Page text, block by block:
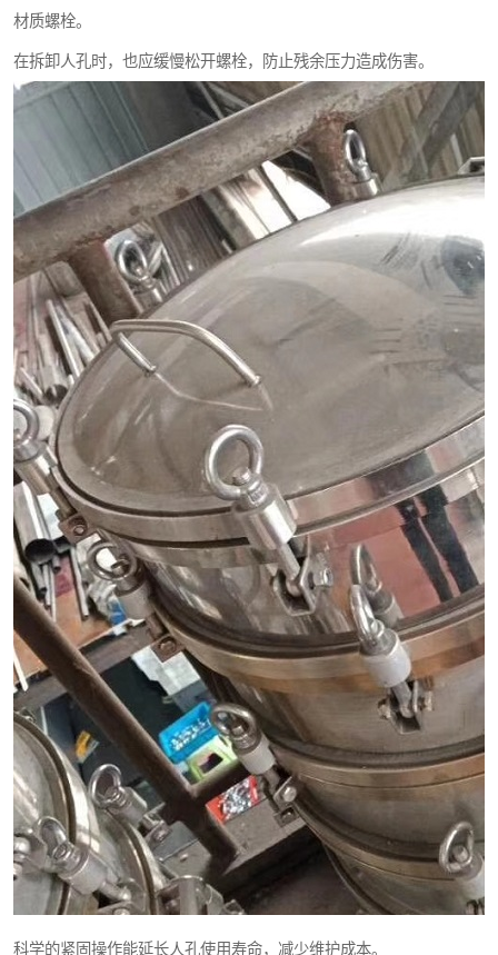
材质螺栓。
在拆卸人孔时，也应缓慢松开螺栓，防止残余压力造成伤害。
科学的紧固操作能延长人孔使用寿命，减少维护成本。